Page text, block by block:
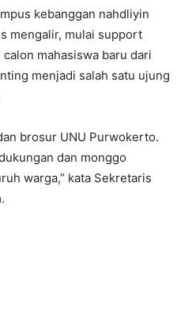
kebanggan nahdliyin
mengalir, mulai support
mahasiswa baru dari
menjadi salah satu ujung
brosur UNU Purwokerto.
dan monggo
warga,” kata Sekretaris